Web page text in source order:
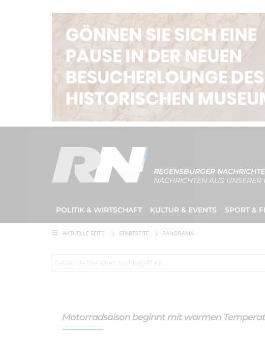
REGENSBURGER
NACHRICHTEN AUS UNSERER
POLITIK & WIRTSCHAFT KULTUR & EVENTS SPORT &
AKTUELLE SEITE: STARTSEITE PANORAMA
Motorradsaison beginnt mit warmen